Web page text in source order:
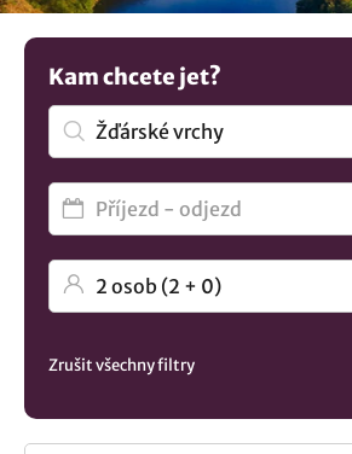
Kam chcete jet?
Zrušit všechny filtry